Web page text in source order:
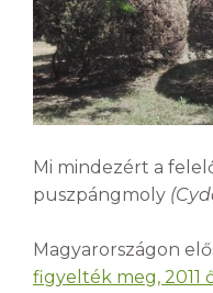
Mi mindezért a
puszpángmoly
Magyarországon
figyelték meg, 2011